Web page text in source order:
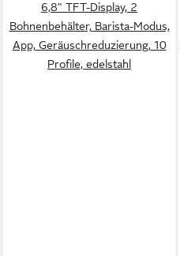
6,8" TFT-Display, 2
Bohnenbehälter, Barista-Modus,
App, Geräuschreduzierung, 10
Profile, edelstahl